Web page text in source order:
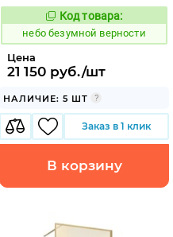
Код:
1124131
Код товара:
небо безумной верности
Цена
21 150 руб./шт
НАЛИЧИЕ: 5 ШТ
Заказ в 1 клик
В корзину